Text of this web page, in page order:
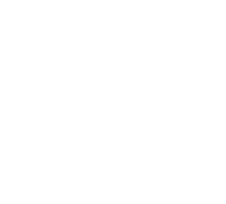
in einem